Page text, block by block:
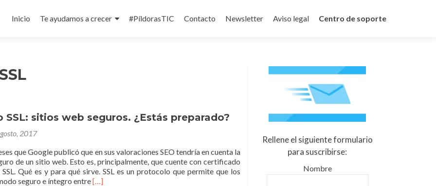
al
Inicio Te ayudamos a crecer #Pí­ldorasTIC Contacto Newsletter Aviso legal Centro de soporte
SSL: sitios web seguros. ¿Estás preparado?
2017
que Google publicó que en sus valoraciones SEO tendría en cuenta la
de un sitio web. Esto es, principalmente, que cuente con certificado
Qué es y para qué sirve. SSL es un protocolo que permite que los
seguro e íntegro entreRead
[…]
Rellene el siguiente formulario
para suscribirse:
Nombre